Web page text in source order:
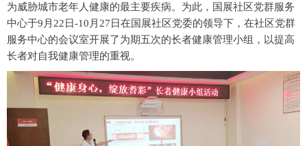
为威胁城市老年人健康的最主要疾病。为此，国展社区党群服务
中心于9月22日-10月27日在国展社区党委的领导下，在社区党群
服务中心的会议室开展了为期五次的长者健康管理小组，以提高
长者对自我健康管理的重视。